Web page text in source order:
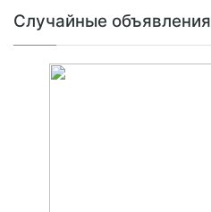
Случайные объявления